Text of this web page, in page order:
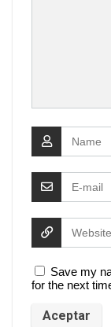
Save my
for the next